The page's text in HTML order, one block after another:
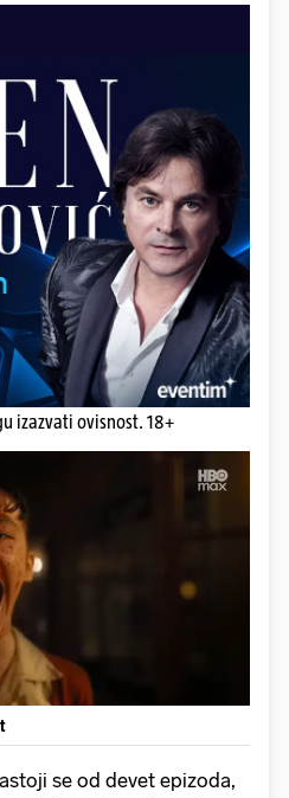
izazvati ovisnost. 18+
se od devet epizoda,